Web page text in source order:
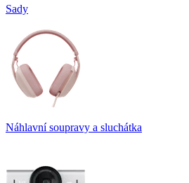
Sady
Náhlavní soupravy a sluchátka